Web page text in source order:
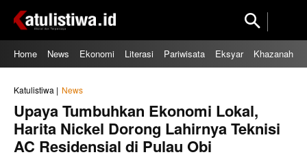
Home News Ekonomi Literasi Pariwisata Eksyar Khazanah
Katulistiwa | News
Upaya Tumbuhkan Ekonomi Lokal,
Harita Nickel Dorong Lahirnya Teknisi
AC Residensial di Pulau Obi